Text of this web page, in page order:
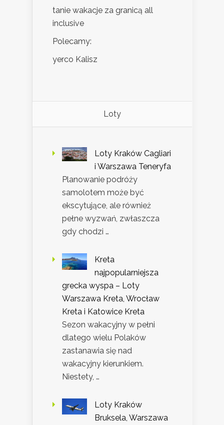
tanie wakacje za granicą all
inclusive
Polecamy:
yerco Kalisz
Loty
Loty Kraków Cagliari
i Warszawa Teneryfa
Planowanie podróży
samolotem może być
ekscytujące, ale również
pełne wyzwań, zwłaszcza
gdy chodzi …
Kreta
najpopularniejsza
grecka wyspa – Loty
Warszawa Kreta, Wrocław
Kreta i Katowice Kreta
Sezon wakacyjny w pełni
dlatego wielu Polaków
zastanawia się nad
wakacyjny kierunkiem.
Niestety, …
Loty Kraków
Bruksela, Warszawa